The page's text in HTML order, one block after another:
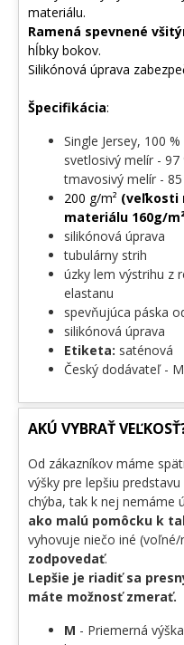
daj svetu vedieť, kto tu
materiálu.
Ramená spevnené
hĺbky bokov.
Silikónová úprava
Špecifikácia:
Single Jersey, 100
svetlosivý melír - 97
tmavosivý melír -
200 g/m² (veľkosti
materiálu 160g/
silikónová úprava
tubulárny strih
úzky lem výstrihu z
elastanu
spevňujúca páska
silikónová úprava
Etiketa: saténová
Český dodávateľ -
AKÚ VYBRAŤ
Od zákazníkov máme
výšky pre lepšiu
chýba, tak k nej nemáme
ako malú pomôcku k
vyhovuje niečo iné
zodpovedať.
Lepšie je riadiť sa
máte možnosť zmerať.
M - Priemerná